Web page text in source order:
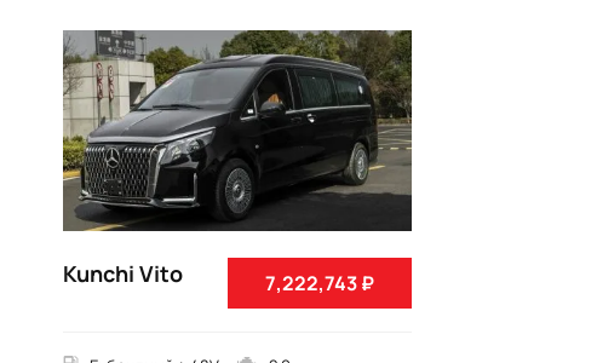
7,222,743 ₽
Kunchi Vito